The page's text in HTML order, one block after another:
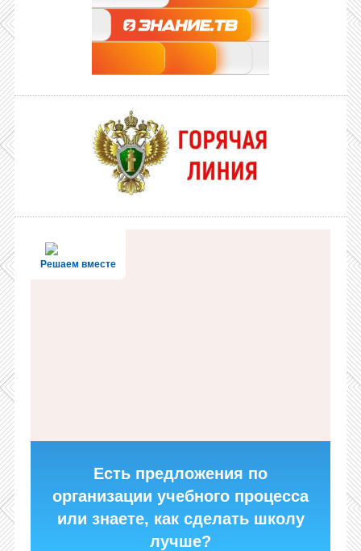
Решаем вместе
Есть предложения по
организации учебного процесса
или знаете, как сделать школу
лучше?